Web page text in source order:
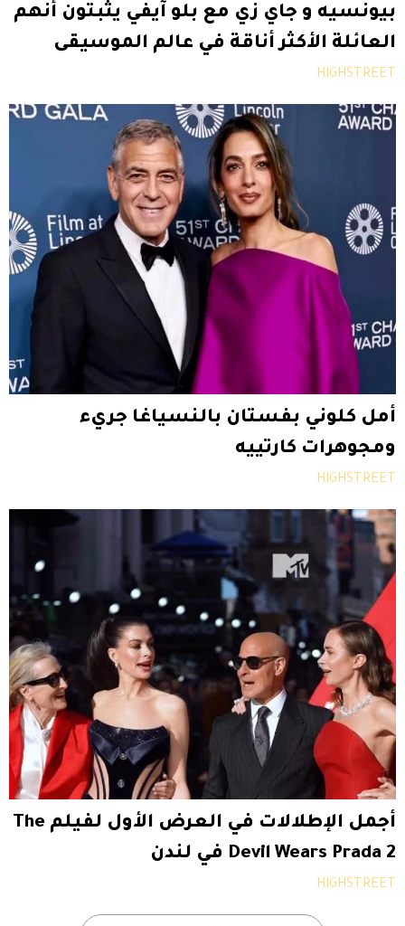
بيونسيه و جاي زي مع بلو آيفي يثبتون أنهم
العائلة الأكثر أناقة في عالم الموسيقى
HIGHSTREET
أمل كلوني بفستان بالنسياغا جريء
ومجوهرات كارتييه
HIGHSTREET
أجمل الإطلالات في العرض الأول لفيلم The
Devil Wears Prada 2 في لندن
HIGHSTREET